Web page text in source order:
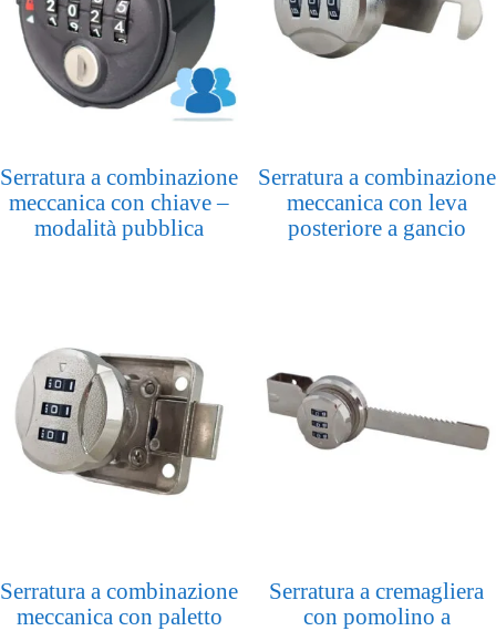
Serratura a combinazione
meccanica con chiave –
modalità pubblica
Serratura a combinazione
meccanica con leva
posteriore a gancio
Serratura a combinazione
meccanica con paletto
Serratura a cremagliera
con pomolino a